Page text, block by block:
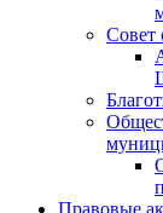
Совет
Правовые